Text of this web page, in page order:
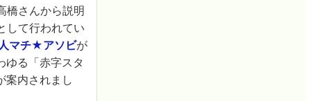
橋さんから説明
して行われてい
マチ★アソビが
ゆる「赤字スタ
案内されまし